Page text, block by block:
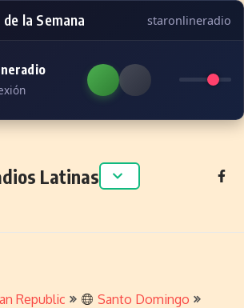
la Semana staronlineradio
Latinas
Republic
Santo Domingo